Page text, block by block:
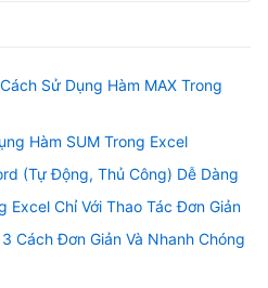
Sử Dụng Hàm MAX Trong
Hàm SUM Trong Excel
(Tự Động, Thủ Công) Dễ Dàng
Excel Chỉ Với Thao Tác Đơn Giản
Cách Đơn Giản Và Nhanh Chóng